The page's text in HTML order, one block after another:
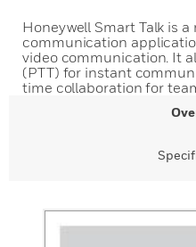
Honeywell Smart Talk is
communication
video communication. It
(PTT) for instant
time collaboration for